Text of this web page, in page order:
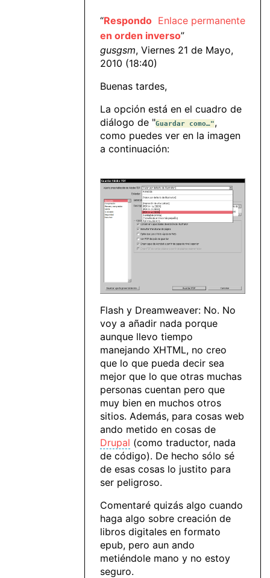
Enlace permanente
“Respondo
en orden inverso”
gusgsm, Viernes 21 de Mayo,
2010 (18:40)
Buenas tardes,
La opción está en el cuadro de
diálogo de "Guardar como…",
como puedes ver en la imagen
a continuación:
Flash y Dreamweaver: No. No
voy a añadir nada porque
aunque llevo tiempo
manejando XHTML, no creo
que lo que pueda decir sea
mejor que lo que otras muchas
personas cuentan pero que
muy bien en muchos otros
sitios. Además, para cosas web
ando metido en cosas de
Drupal (como traductor, nada
de código). De hecho sólo sé
de esas cosas lo justito para
ser peligroso.
Comentaré quizás algo cuando
haga algo sobre creación de
libros digitales en formato
epub, pero aun ando
metiéndole mano y no estoy
seguro.